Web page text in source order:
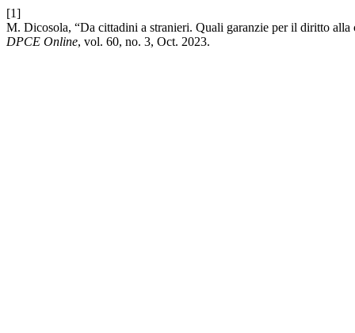
[1]
M. Dicosola, “Da cittadini a stranieri. Quali garanzie per il diritto
DPCE Online, vol. 60, no. 3, Oct. 2023.